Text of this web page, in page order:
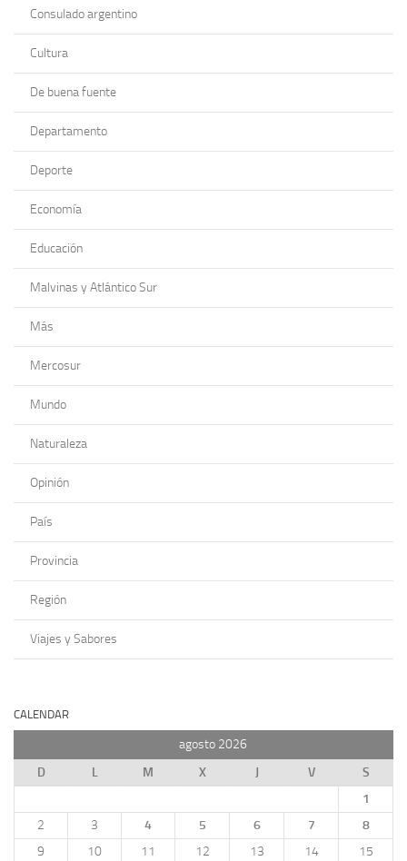
Consulado argentino
Cultura
De buena fuente
Departamento
Deporte
Economía
Educación
Malvinas y Atlántico Sur
Más
Mercosur
Mundo
Naturaleza
Opinión
País
Provincia
Región
Viajes y Sabores
CALENDAR
agosto 2026
D
L M X J V
S
1
2
3 4 5 6 7
8
9
10 11 12 13 14
15